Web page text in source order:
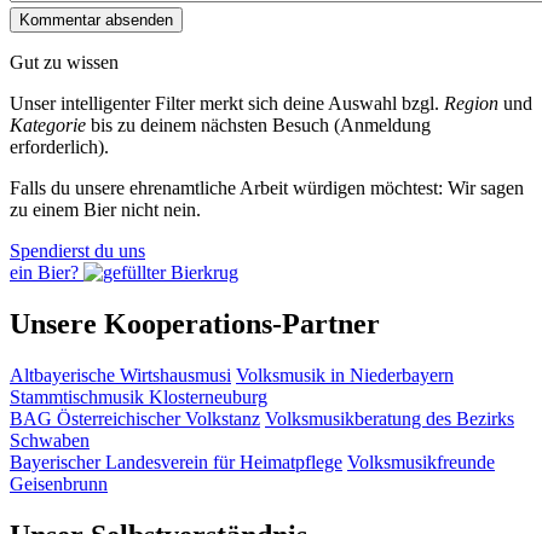
Gut zu wissen
Unser intelligenter Filter merkt sich deine Auswahl bzgl. Region und
Kategorie bis zu deinem nächsten Besuch (Anmeldung
erforderlich).
Falls du unsere ehrenamtliche Arbeit würdigen möchtest: Wir sagen
zu einem Bier nicht nein.
Spendierst du uns
ein Bier?
Unsere Kooperations-Partner
Altbayerische Wirtshausmusi Volksmusik in Niederbayern
Stammtischmusik Klosterneuburg
BAG Österreichischer Volkstanz Volksmusikberatung des Bezirks
Schwaben
Bayerischer Landesverein für Heimatpflege Volksmusikfreunde
Geisenbrunn